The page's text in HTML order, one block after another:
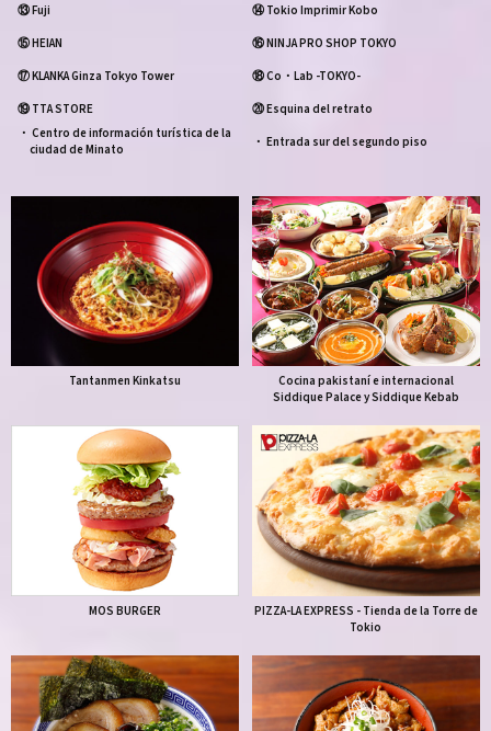
⑬ Fuji
⑭ Tokio Imprimir Kobo
⑮ HEIAN
⑯ NINJA PRO SHOP TOKYO
⑰ KLANKA Ginza Tokyo Tower
⑱ Co・Lab -TOKYO-
⑲ TTA STORE
⑳ Esquina del retrato
・ Centro de información turística de la
ciudad de Minato
・ Entrada sur del segundo piso
Tantanmen Kinkatsu
Cocina pakistaní e internacional
Siddique Palace y Siddique Kebab
MOS BURGER
PIZZA-LA EXPRESS - Tienda de la Torre de
Tokio